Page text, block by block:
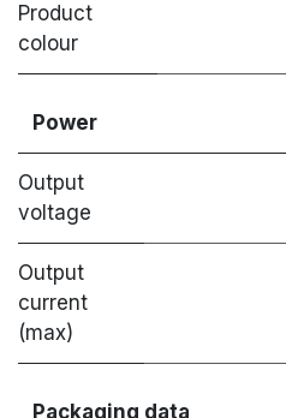
Product
colour
Power
Output
voltage
Output
current
(max)
Packaging data